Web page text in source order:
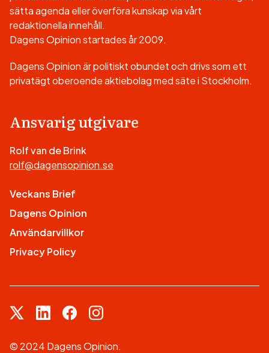
sätta agenda eller överföra kunskap via vårt
redaktionella innehåll.
Dagens Opinion startades år 2009.
Dagens Opinion är politiskt obundet och drivs som ett
privatägt oberoende aktiebolag med säte i Stockholm.
Ansvarig utgivare
Rolf van de Brink
rolf@dagensopinion.se
Veckans Brief
Dagens Opinion
Användarvillkor
Privacy Policy
© 2024 Dagens Opinion.